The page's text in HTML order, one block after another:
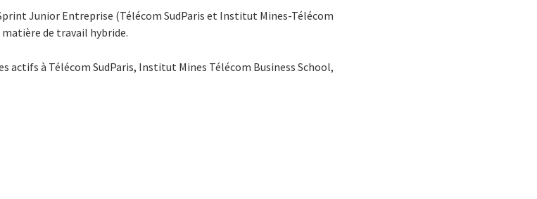
Junior Entreprise (Télécom SudParis et Institut Mines-Télécom
matière de travail hybride.
actifs à Télécom SudParis, Institut Mines Télécom Business School,